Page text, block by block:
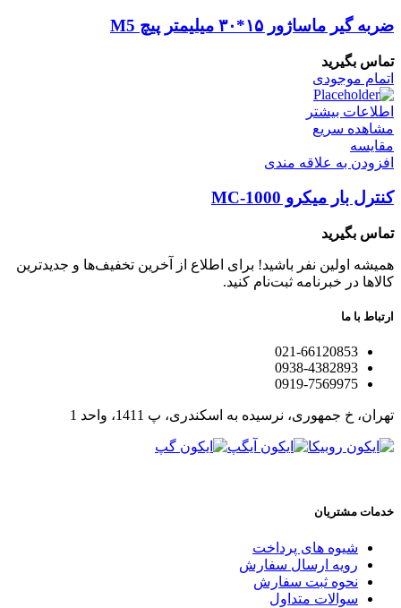
ضربه گیر ماساژور ۱۵*۳۰ میلیمتر پیچ M5
تماس بگیرید
اتمام موجودی
اطلاعات بیشتر
مشاهده سریع
مقایسه
افزودن به علاقه مندی
کنترل بار میکرو MC-1000
تماس بگیرید
همیشه اولین نفر باشید! برای اطلاع از آخرین تخفیف‌ها و جدیدترین
کالاها در خبرنامه ثبت‌نام کنید.
ارتباط با ما
021-66120853
0938-4382893
0919-7569975
تهران، خ جمهوری، نرسیده به اسکندری، پ 1411، واحد 1
خدمات مشتریان
شیوه های پرداخت
رویه ارسال سفارش
نحوه ثبت سفارش
سوالات متداول